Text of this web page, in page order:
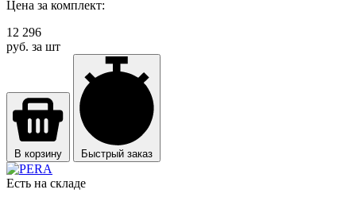
Цена за комплект:
12 296
руб. за шт
В корзину Быстрый заказ
Есть на складе